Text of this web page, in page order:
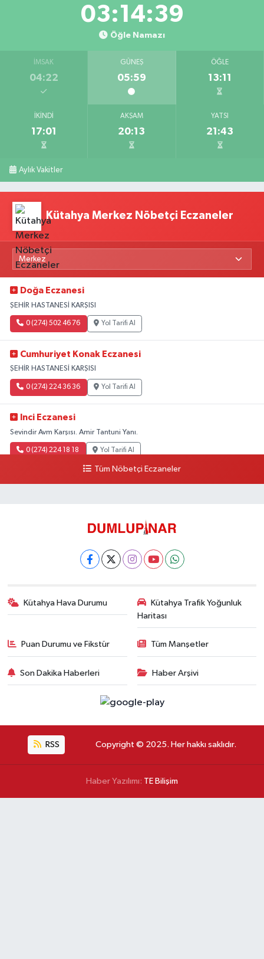
03:14:39
Öğle Namazı
İMSAK
04:22
GÜNEŞ
05:59
ÖĞLE
13:11
İKINDI
17:01
AKŞAM
20:13
YATSI
21:43
Aylık Vakitler
Kütahya Merkez Nöbetçi Eczaneler
Doğa Eczanesi
ŞEHİR HASTANESİ KARŞISI
0 (274) 502 46 76 Yol Tarifi Al
Cumhuriyet Konak Eczanesi
ŞEHİR HASTANESİ KARŞISI
0 (274) 224 36 36 Yol Tarifi Al
Inci Eczanesi
Sevindir Avm Karşısı. Amir Tantuni Yanı.
0 (274) 224 18 18 Yol Tarifi Al
Tüm Nöbetçi Eczaneler
Kütahya Hava Durumu
Kütahya Trafik Yoğunluk
Haritası
Puan Durumu ve Fikstür Tüm Manşetler
Son Dakika Haberleri Haber Arşivi
RSS Copyright © 2025. Her hakkı saklıdır.
Haber Yazılımı: TE Bilişim